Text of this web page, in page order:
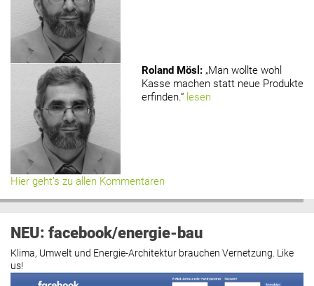
Roland Mösl : „Man wollte wohl
Kasse machen statt neue Produkte
erfinden.“ lesen
Hier geht’s zu allen Kommentaren
NEU: facebook/energie-bau
Klima, Umwelt und Energie-Architektur brauchen Vernetzung. Like
us!